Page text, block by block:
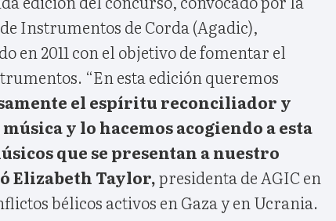
Instrumentos de Corda (Agadic),
en 2011 con el objetivo de fomentar el
“En esta edición queremos
el espíritu reconciliador y
y lo hacemos acogiendo a esta
que se presentan a nuestro
Elizabeth Taylor,presidenta de AGIC en
bélicos activos en Gaza y en Ucrania.